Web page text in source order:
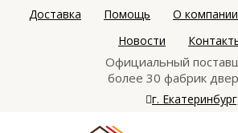
Доставка Помощь О компании
Новости
Официальный
более 30 фабрик
г.